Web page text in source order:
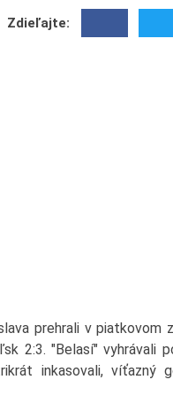
Zdieľajte:
prehrali v piatkovom
2:3. "Belasí" vyhrávali
inkasovali, víťazný